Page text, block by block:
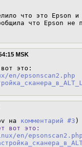
что это Epson
что Epson не
MSK
epsonscan2.php
на комментарий #3
вот это:
en/epsonscan2.php